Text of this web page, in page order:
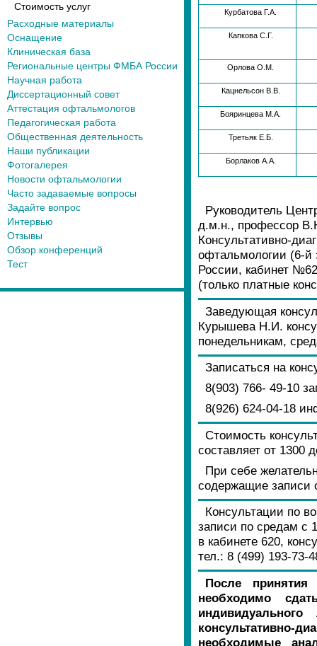
Стоимость услуг
Расходные материалы
Оснащение
Клиническая база
Региональные центры ФМБА России
Научная работа
Диссертационный совет
Аттестация офтальмологов
Педагогическая работа
Общественная деятельность
Наши публикации
Фотогалерея
Новости офтальмологии
Часто задаваемые вопросы
Задайте вопрос
Интервью
Отзывы
Обзор конференций
Тест
Курбатова Г.А.
Капкова С.Г.
Орлова О.М.
Кацнельсон В.В.
Бояринцева М.А.
Третьяк Е.Б.
Борлаков А.А.
Руководитель
д.м.н., профессор
Консультативно-
офтальмологии
России, кабинет
(только платные
Заведующая
Курышева Н.И.
понедельникам,
Записаться на
8(903) 766- 49-10
8(926) 624-04-18
Стоимость
составляет от 1300
При себе
содержащие записи
Консультации по
записи по средам с
в кабинете 620,
тел.: 8 (499) 193-73-
После принятия
необходимо
консультативно-
необходимые